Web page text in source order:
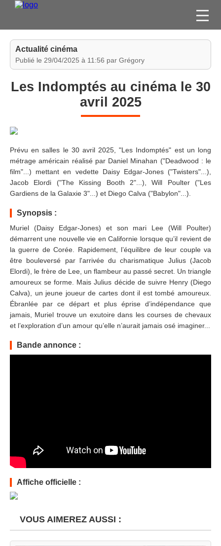
FILMS
JEUX VIDÉO
ESPACE
MEMBRE
Actualité cinéma
Publié le 29/04/2025 à 11:56 par Grégory
Les Indomptés au cinéma le 30
avril 2025
Prévu en salles le 30 avril 2025, "Les Indomptés" est un long
métrage américain réalisé par Daniel Minahan ("Deadwood : le
film"...) mettant en vedette Daisy Edgar-Jones ("Twisters"...),
Jacob Elordi ("The Kissing Booth 2"...), Will Poulter ("Les
Gardiens de la Galaxie 3"...) et Diego Calva ("Babylon"...).
Synopsis :
Muriel (Daisy Edgar-Jones) et son mari Lee (Will Poulter)
démarrent une nouvelle vie en Californie lorsque qu’il revient de
la guerre de Corée. Rapidement, l’équilibre de leur couple va
être bouleversé par l'arrivée du charismatique Julius (Jacob
Elordi), le frère de Lee, un flambeur au passé secret. Un triangle
amoureux se forme. Mais Julius décide de suivre Henry (Diego
Calva), un jeune joueur de cartes dont il est tombé amoureux.
Ébranlée par ce départ et plus éprise d’indépendance que
jamais, Muriel trouve un exutoire dans les courses de chevaux
et l’exploration d’un amour qu’elle n’aurait jamais osé imaginer...
Bande annonce :
Affiche officielle :
VOUS AIMEREZ AUSSI :